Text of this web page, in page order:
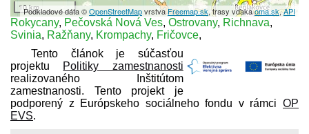
10 km
Podkladové dáta ©OpenStreetMapvrstvaFreemap.sk, trasy vďakaoma.sk,API
Rokycany, Pečovská Nová Ves, Ostrovany, Richnava,
Svinia, Ražňany, Krompachy, Fričovce,
Tento článok je súčasťou
projektu Politiky zamestnanosti
realizovaného Inštitútom
zamestnanosti. Tento projekt je
podporený z Európskeho sociálneho fondu v rámci OP
EVS.